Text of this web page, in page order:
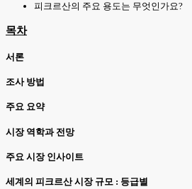
피크르산의 주요 용도는 무엇인가요?
목차
서론
조사 방법
주요 요약
시장 역학과 전망
주요 시장 인사이트
세계의 피크르산 시장 규모 : 등급별